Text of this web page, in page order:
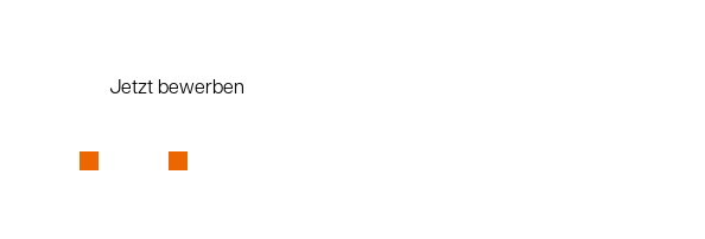
Jetzt bewerben
Vollzeit